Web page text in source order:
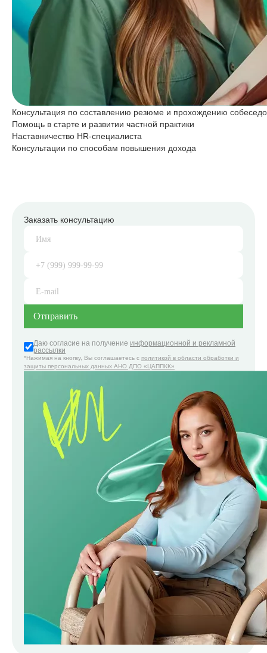
Консультация по составлению резюме и прохождению
Помощь в старте и развитии частной практики
Наставничество HR-специалиста
Консультации по способам повышения дохода
Заказать консультацию
Даю согласие на получение информационной и рекламной
рассылки
*Нажимая на кнопку, Вы соглашаетесь с политикой в области обработки и
защиты персональных данных АНО ДПО «ЦАППКК»